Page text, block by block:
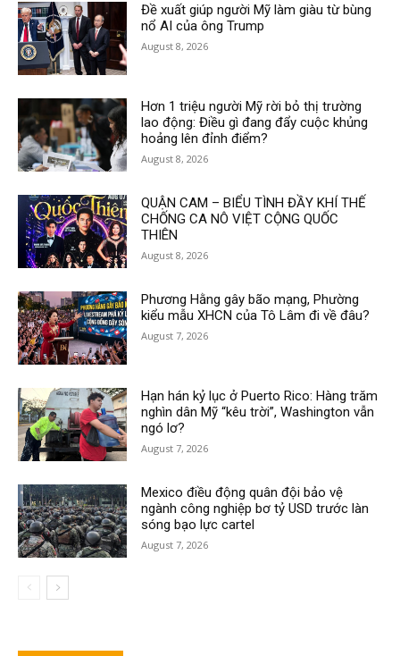
Đề xuất giúp người Mỹ làm giàu từ bùng
nổ AI của ông Trump
August 8, 2026
Hơn 1 triệu người Mỹ rời bỏ thị trường
lao động: Điều gì đang đẩy cuộc khủng
hoảng lên đỉnh điểm?
August 8, 2026
QUẬN CAM – BIỂU TÌNH ĐẦY KHÍ THẾ
CHỐNG CA NÔ VIỆT CỘNG QUỐC
THIÊN
August 8, 2026
Phương Hằng gây bão mạng, Phường
kiểu mẫu XHCN của Tô Lâm đi về đâu?
August 7, 2026
Hạn hán kỷ lục ở Puerto Rico: Hàng trăm
nghìn dân Mỹ “kêu trời”, Washington vẫn
ngó lơ?
August 7, 2026
Mexico điều động quân đội bảo vệ
ngành công nghiệp bơ tỷ USD trước làn
sóng bạo lực cartel
August 7, 2026